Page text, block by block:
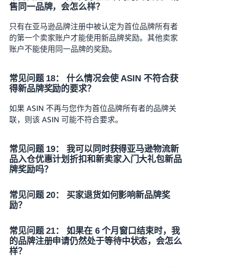
售同一品牌，会怎么样？
只有在亚马逊品牌注册中被认定为首位品牌所有者
的第一个卖家账户才能使用新品牌奖励。其他卖家
账户不能使用同一品牌的奖励。
常见问题 18： 什么情况会使 ASIN 不符合获
得新品牌奖励的要求？
如果 ASIN 不再与您作为首位品牌所有者的品牌关
联，则该 ASIN 可能不符合要求。
常见问题 19： 我可以同时获得亚马逊物流新
品入仓优惠计划折扣和新卖家入门大礼包新品
牌奖励吗？
常见问题 20： 买家退货如何影响新品牌奖
励？
常见问题 21： 如果在 6 个月窗口结束时，我
的品牌注册申请仍然处于等待中状态，会怎么
样？